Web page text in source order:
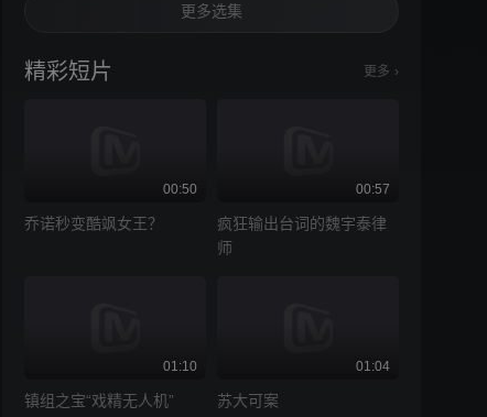
更多选集
精彩短片 更多 ›
00:50
乔诺秒变酷飒女王？
00:57
疯狂输出台词的魏宇泰律
师
01:10
镇组之宝“戏精无人机”
01:04
苏大可案